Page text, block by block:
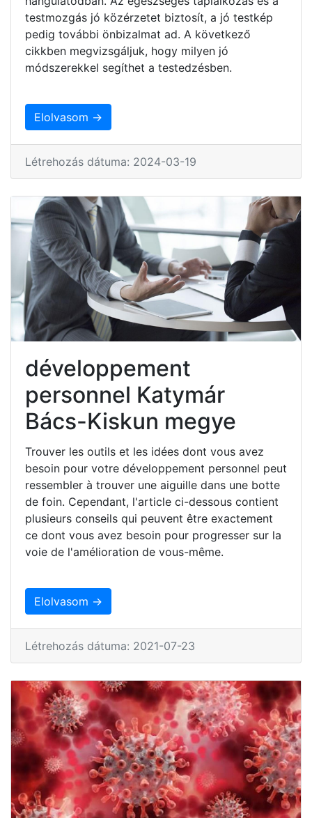
testmozgás jó közérzetet biztosít, a jó testkép
pedig további önbizalmat ad. A következő
cikkben megvizsgáljuk, hogy milyen jó
módszerekkel segíthet a testedzésben.
Elolvasom →
Létrehozás dátuma: 2024-03-19
développement
personnel Katymár
Bács-Kiskun megye
Trouver les outils et les idées dont vous avez
besoin pour votre développement personnel peut
ressembler à trouver une aiguille dans une botte
de foin. Cependant, l'article ci-dessous contient
plusieurs conseils qui peuvent être exactement
ce dont vous avez besoin pour progresser sur la
voie de l'amélioration de vous-même.
Elolvasom →
Létrehozás dátuma: 2021-07-23